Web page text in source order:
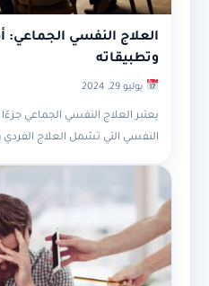
العلاج النفسي الجماعي:
وتطبيقاته
يوليو 29, 2024
يعتبر العلاج النفسي الجماعي
النفسي التي تشمل العلاج